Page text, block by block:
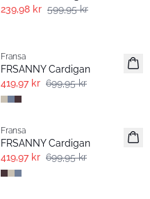
239,98 kr 599,95 kr
Fransa
FRSANNY Cardigan
419,97 kr 699,95 kr
- 40% | Salg
Fransa
FRSANNY Cardigan
419,97 kr 699,95 kr
- 40% | Salg